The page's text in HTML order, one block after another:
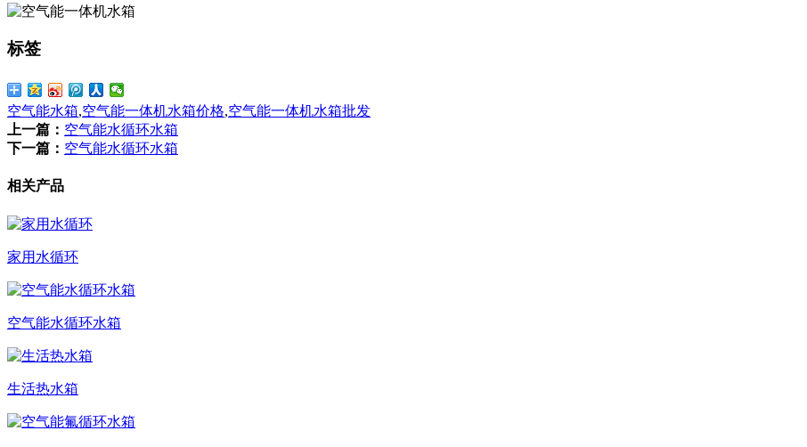
标签
空气能水箱,空气能一体机水箱价格,空气能一体机水箱批发
上一篇： 空气能水循环水箱
下一篇： 空气能水循环水箱
相关产品
家用水循环
空气能水循环水箱
生活热水箱